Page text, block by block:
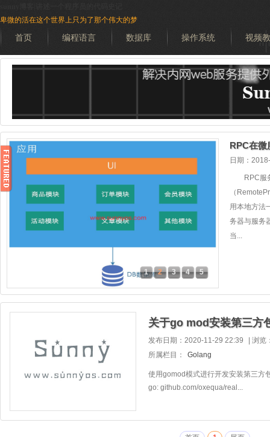
卑微的活在这个世界上只为了那个伟大的梦
搜索
首页 编程语言 数据库 操作系统 视频
1 2 3 4 5
日期：
RPC服
（
用本地方法
务器与服务
当...
发布日期：2020-11-29 22:39
浏览
所属栏目：
Golang
使用gomod模式进行开发安装第三方
go: github.com/oxequa/real...